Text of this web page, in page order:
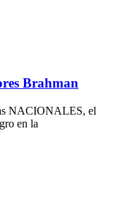
Brahman
NACIONALES, el
en la